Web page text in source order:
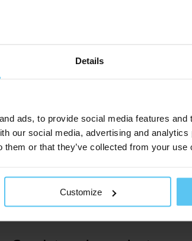
Details
ads, to provide social media features
our social media, advertising and
them or that they’ve collected from your
Customize
15 cm
140 zakjes in een karton